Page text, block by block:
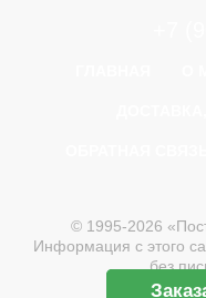
© 1995-2026
Информация с этого
без